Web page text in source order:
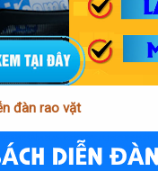
đàn rao vặt